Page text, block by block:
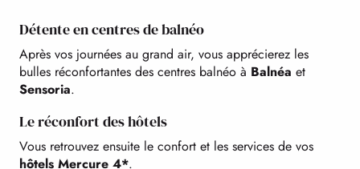
Détente en centres de balnéo
Après vos journées au grand air, vous apprécierez les
bulles réconfortantes des centres balnéo à Balnéa et
Sensoria.
Le réconfort des hôtels
Vous retrouvez ensuite le confort et les services de vos
hôtels Mercure 4*.